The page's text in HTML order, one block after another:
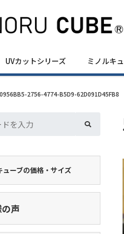
UVカットシリーズ ミノルキ
2756-4774-B5D9-62D091D45FB8
ューブの価格・サイズ
声